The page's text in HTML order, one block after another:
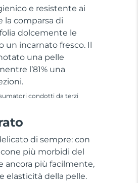
e resistente ai
la comparsa di
dolcemente le
un incarnato fresco. Il
una pelle
l’81% una
condotti da terzi
di sempre: con
più morbidi del
ancora più facilmente,
elasticità della pelle.